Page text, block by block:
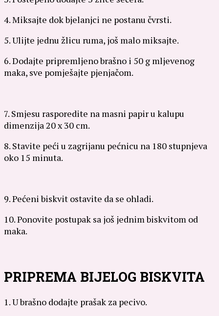
4. Miksajte dok bjelanjci ne postanu čvrsti.
5. Ulijte jednu žlicu ruma, još malo miksajte.
6. Dodajte pripremljeno brašno i 50 g mljevenog
maka, sve pomješajte pjenjačom.
7. Smjesu rasporedite na masni papir u kalupu
dimenzija 20 x 30 cm.
8. Stavite peći u zagrijanu pećnicu na 180 stupnjeva
oko 15 minuta.
9. Pećeni biskvit ostavite da se ohladi.
10. Ponovite postupak sa još jednim biskvitom od
maka.
PRIPREMA BIJELOG BISKVITA
1. U brašno dodajte prašak za pecivo.